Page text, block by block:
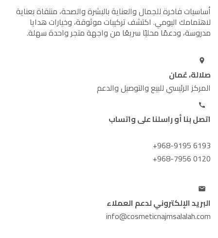
أساسيات فاخرة للجمال والعناية بالبشرة والصحة، منتقاة بعناية
لاهتمامك اليومي. اكتشف تركيبات موثوقة، وخيارات هدايا
مدروسة، ودعمًا محليًا سريعًا من واجهة متجر واحدة سهلة.
صلالة، عُمان
المركز الرئيسي للبيع والتوصيل والدعم
اتصل بنا أو راسلنا على واتساب
+968-9195 6193
+968-7956 0120
البريد الإلكتروني لدعم العملاء
info@cosmeticnajmsalalah.com